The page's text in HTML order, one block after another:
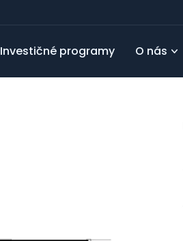
Investičné programy O nás